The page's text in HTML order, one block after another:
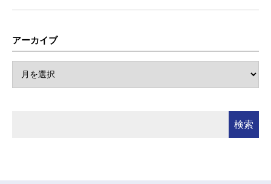
アーカイブ